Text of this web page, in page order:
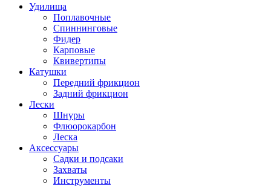
Удилища
Поплавочные
Спиннинговые
Фидер
Карповые
Квивертипы
Катушки
Передний фрикцион
Задний фрикцион
Лески
Шнуры
Флюорокарбон
Леска
Аксессуары
Садки и подсаки
Захваты
Инструменты